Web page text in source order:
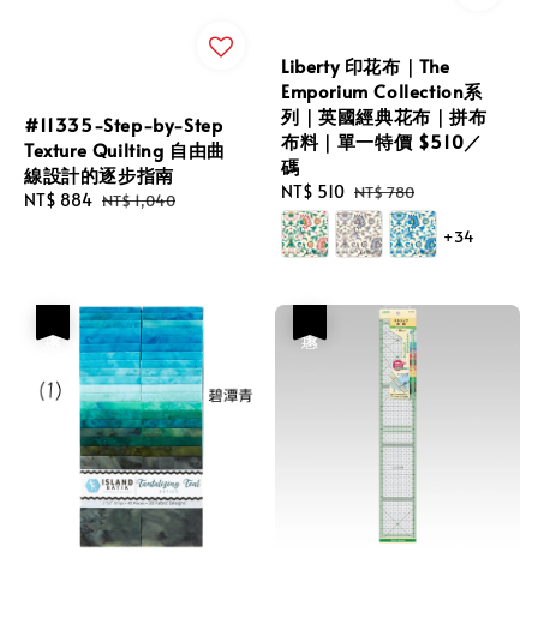
#11335-Step-by-Step
Texture Quilting 自由曲
線設計的逐步指南
Sale
NT$ 884 Regular
NT$ 1,040
Liberty 印花布｜The
Emporium Collection系
列｜英國經典花布｜拼布
布料｜單一特價 $510／
碼
Sale
price
NT$ 510 Regular
price
NT$ 780
+34